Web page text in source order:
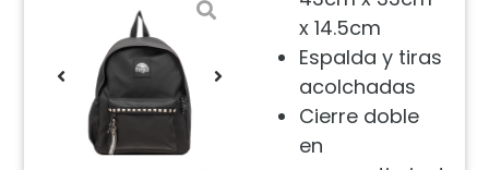
x 14.5cm
Espalda y tiras
acolchadas
Cierre doble
en